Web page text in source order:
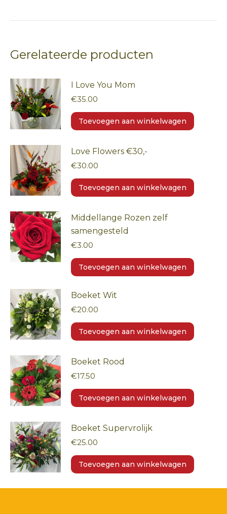
Gerelateerde producten
I Love You Mom
€35.00
Toevoegen aan winkelwagen
Love Flowers €30,-
€30.00
Toevoegen aan winkelwagen
Middellange Rozen zelf
samengesteld
€3.00
Toevoegen aan winkelwagen
Boeket Wit
€20.00
Toevoegen aan winkelwagen
Boeket Rood
€17.50
Toevoegen aan winkelwagen
Boeket Supervrolijk
€25.00
Toevoegen aan winkelwagen